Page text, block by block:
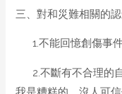
三、對和災難相關的
1.不能回憶創傷事件
2.不斷有不合理的
我是糟糕的、沒人可